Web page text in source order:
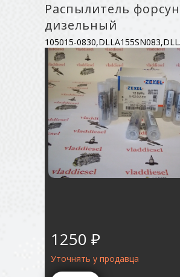
Распылитель
дизельный
1250 ₽
Уточнять у продавца